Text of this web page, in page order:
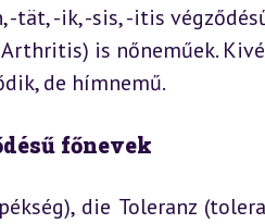
-tät, -ik, -sis, -itis
is nőneműek.
de hímnemű.
főnevek
die Toleranz